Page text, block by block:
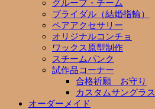
グループ・チーム
ブライダル（結婚指輪）
ペアアクセサリー
オリジナルコンチョ
ワックス原型制作
スチームパンク
試作品コーナー
合格祈願 お守り
カスタムサングラス
オーダーメイド